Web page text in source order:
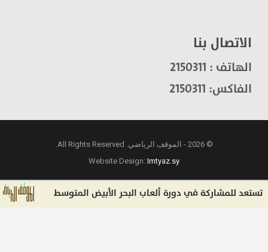
الاتصال بنا
الهاتف : 2150311
الفاكس: 2150311
© 2026 - الموقف الرياضي. All Rights Reserved.
Website Design:Imtyaz.sy
للمشاركة في دورة ألعاب البحر الأبيض المتوسط